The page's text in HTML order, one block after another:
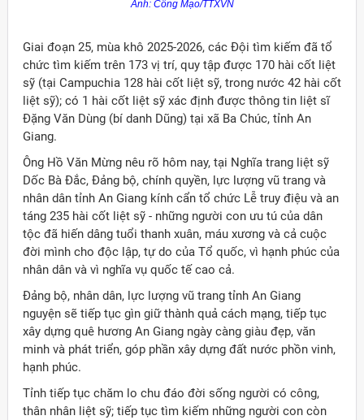
Ảnh: Công Mạo/TTXVN
Giai đoạn 25, mùa khô 2025-2026, các Đội tìm kiếm đã tổ
chức tìm kiếm trên 173 vị trí, quy tập được 170 hài cốt liệt
sỹ (tại Campuchia 128 hài cốt liệt sỹ, trong nước 42 hài cốt
liệt sỹ); có 1 hài cốt liệt sỹ xác định được thông tin liệt sĩ
Đặng Văn Dùng (bí danh Dũng) tại xã Ba Chúc, tỉnh An
Giang.
Ông Hồ Văn Mừng nêu rõ hôm nay, tại Nghĩa trang liệt sỹ
Dốc Bà Đắc, Đảng bộ, chính quyền, lực lượng vũ trang và
nhân dân tỉnh An Giang kính cẩn tổ chức Lễ truy điệu và an
táng 235 hài cốt liệt sỹ - những người con ưu tú của dân
tộc đã hiến dâng tuổi thanh xuân, máu xương và cả cuộc
đời mình cho độc lập, tự do của Tổ quốc, vì hạnh phúc của
nhân dân và vì nghĩa vụ quốc tế cao cả.
Đảng bộ, nhân dân, lực lượng vũ trang tỉnh An Giang
nguyện sẽ tiếp tục gìn giữ thành quả cách mạng, tiếp tục
xây dựng quê hương An Giang ngày càng giàu đẹp, văn
minh và phát triển, góp phần xây dựng đất nước phồn vinh,
hạnh phúc.
Tỉnh tiếp tục chăm lo chu đáo đời sống người có công,
thân nhân liệt sỹ; tiếp tục tìm kiếm những người con còn